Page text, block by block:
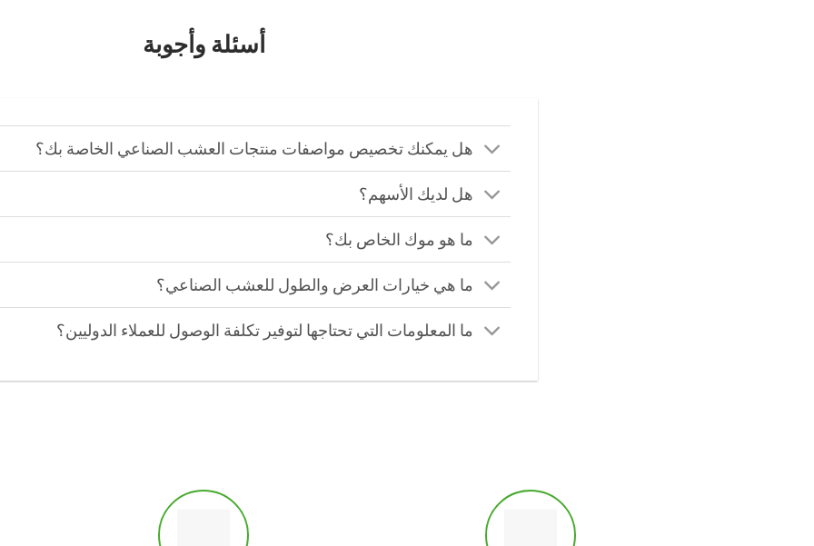
أسئلة وأجوبة
هل يمكنك تخصيص مواصفات منتجات العشب الصناعي الخاصة بك؟
هل لديك الأسهم؟
ما هو موك الخاص بك؟
ما هي خيارات العرض والطول للعشب الصناعي؟
ما المعلومات التي تحتاجها لتوفير تكلفة الوصول للعملاء الدوليين؟